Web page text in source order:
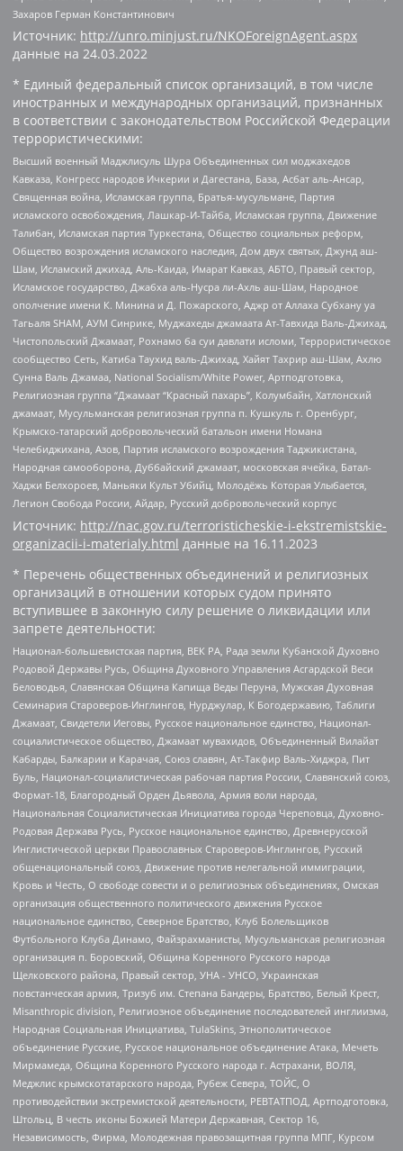
Захаров Герман Константинович
Источник: http://unro.minjust.ru/NKOForeignAgent.aspx
данные на 24.03.2022
* Единый федеральный список организаций, в том числе
иностранных и международных организаций, признанных
в соответствии с законодательством Российской Федерации
террористическими:
Высший военный Маджлисуль Шура Объединенных сил моджахедов
Кавказа, Конгресс народов Ичкерии и Дагестана, База, Асбат аль-Ансар,
Священная война, Исламская группа, Братья-мусульмане, Партия
исламского освобождения, Лашкар-И-Тайба, Исламская группа, Движение
Талибан, Исламская партия Туркестана, Общество социальных реформ,
Общество возрождения исламского наследия, Дом двух святых, Джунд аш-
Шам, Исламский джихад, Аль-Каида, Имарат Кавказ, АБТО, Правый сектор,
Исламское государство, Джабха аль-Нусра ли-Ахль аш-Шам, Народное
ополчение имени К. Минина и Д. Пожарского, Аджр от Аллаха Субхану уа
Тагьаля SHAM, АУМ Синрике, Муджахеды джамаата Ат-Тавхида Валь-Джихад,
Чистопольский Джамаат, Рохнамо ба суи давлати исломи, Террористическое
сообщество Сеть, Катиба Таухид валь-Джихад, Хайят Тахрир аш-Шам, Ахлю
Сунна Валь Джамаа, National Socialism/White Power, Артподготовка,
Религиозная группа “Джамаат “Красный пахарь”, Колумбайн, Хатлонский
джамаат, Мусульманская религиозная группа п. Кушкуль г. Оренбург,
Крымско-татарский добровольческий батальон имени Номана
Челебиджихана, Азов, Партия исламского возрождения Таджикистана,
Народная самооборона, Дуббайский джамаат, московская ячейка, Батал-
Хаджи Белхороев, Маньяки Культ Убийц, Молодёжь Которая Улыбается,
Легион Свобода России, Айдар, Русский добровольческий корпус
Источник: http://nac.gov.ru/terroristicheskie-i-ekstremistskie-
organizacii-i-materialy.html данные на 16.11.2023
* Перечень общественных объединений и религиозных
организаций в отношении которых судом принято
вступившее в законную силу решение о ликвидации или
запрете деятельности:
Национал-большевистская партия, ВЕК РА, Рада земли Кубанской Духовно
Родовой Державы Русь, Община Духовного Управления Асгардской Веси
Беловодья, Славянская Община Капища Веды Перуна, Мужская Духовная
Семинария Староверов-Инглингов, Нурджулар, К Богодержавию, Таблиги
Джамаат, Свидетели Иеговы, Русское национальное единство, Национал-
социалистическое общество, Джамаат мувахидов, Объединенный Вилайат
Кабарды, Балкарии и Карачая, Союз славян, Ат-Такфир Валь-Хиджра, Пит
Буль, Национал-социалистическая рабочая партия России, Славянский союз,
Формат-18, Благородный Орден Дьявола, Армия воли народа,
Национальная Социалистическая Инициатива города Череповца, Духовно-
Родовая Держава Русь, Русское национальное единство, Древнерусской
Инглистической церкви Православных Староверов-Инглингов, Русский
общенациональный союз, Движение против нелегальной иммиграции,
Кровь и Честь, О свободе совести и о религиозных объединениях, Омская
организация общественного политического движения Русское
национальное единство, Северное Братство, Клуб Болельщиков
Футбольного Клуба Динамо, Файзрахманисты, Мусульманская религиозная
организация п. Боровский, Община Коренного Русского народа
Щелковского района, Правый сектор, УНА - УНСО, Украинская
повстанческая армия, Тризуб им. Степана Бандеры, Братство, Белый Крест,
Misanthropic division, Религиозное объединение последователей инглиизма,
Народная Социальная Инициатива, TulaSkins, Этнополитическое
объединение Русские, Русское национальное объединение Атака, Мечеть
Мирмамеда, Община Коренного Русского народа г. Астрахани, ВОЛЯ,
Меджлис крымскотатарского народа, Рубеж Севера, ТОЙС, О
противодействии экстремистской деятельности, РЕВТАТПОД, Артподготовка,
Штольц, В честь иконы Божией Матери Державная, Сектор 16,
Независимость, Фирма, Молодежная правозащитная группа МПГ, Курсом